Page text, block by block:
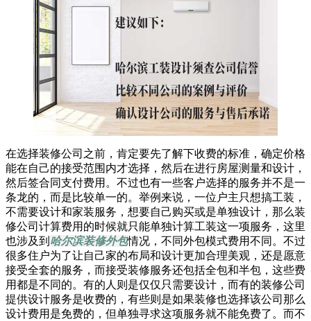
在选择装修公司之前，肯定要先了解下收费的标准，确定价格
能在自己的接受范围内才选择，然后在进行房屋测量和设计，
然后签合同支付费用。不过也有一些客户选择的服务并不是一
条龙的，而是比较单一的。举例来说，一位户主只想搞工装，
不需要设计和家装服务，想要自己购买或是单独设计，那么装
修公司计算费用的时候就只能单独计算工装这一项服务，这里
也涉及到 哈尔滨装修外包情况，不同外包模式费用不同。不过
很多住户为了让自己家的布局和设计更加合理美观，还是愿意
接受全套的服务，而接受装修服务还包括全包和半包，这些费
用都是不同的。有的人则是仅仅只需要设计，而有的装修公司
提供设计服务是收费的，有些则是如果装修也选择该公司那么
设计费用是免费的，但单独寻求这项服务就不能免费了。而不